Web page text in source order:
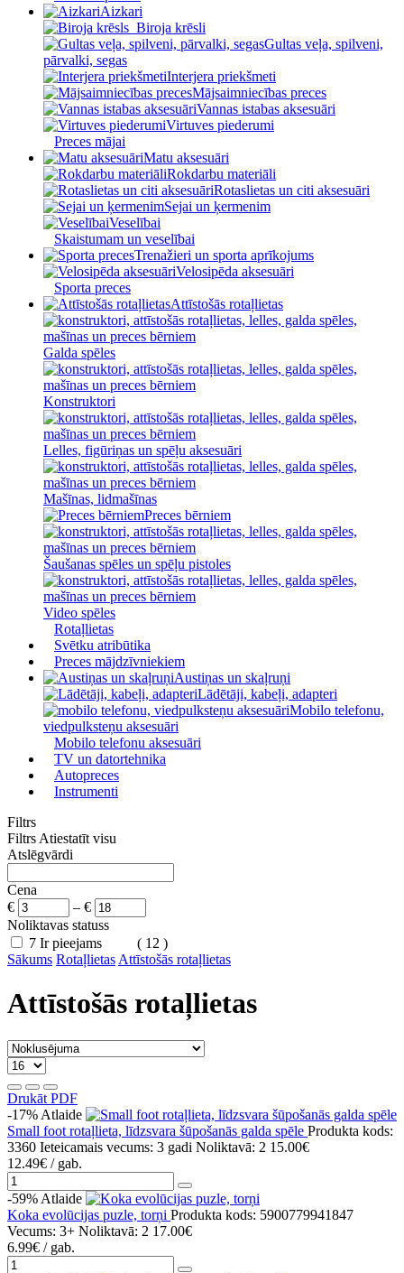
Aizkari
Biroja krēsli
Gultas veļa, spilveni,
pārvalki, segas
Interjera priekšmeti
Mājsaimniecības preces
Vannas istabas aksesuāri
Virtuves piederumi
Preces mājai
Matu aksesuāri
Rokdarbu materiāli
Rotaslietas un citi aksesuāri
Sejai un ķermenim
Veselībai
Skaistumam un veselībai
Trenažieri un sporta aprīkojums
Velosipēda aksesuāri
Sporta preces
Attīstošās rotaļlietas
Galda spēles
Konstruktori
Lelles, figūriņas un spēļu aksesuāri
Mašīnas, lidmašīnas
Preces bērniem
Šaušanas spēles un spēļu pistoles
Video spēles
Rotaļlietas
Svētku atribūtika
Preces mājdzīvniekiem
Austiņas un skaļruņi
Lādētāji, kabeļi, adapteri
Mobilo telefonu,
viedpulksteņu aksesuāri
Mobilo telefonu aksesuāri
TV un datortehnika
Autopreces
Instrumenti
Filtrs
Filtrs Atiestatīt visu
Atslēgvārdi
Cena
€
– €
Noliktavas statuss
7 Ir pieejams
( 12 )
Sākums Rotaļlietas Attīstošās rotaļlietas
Attīstošās rotaļlietas
Drukāt PDF
-17% Atlaide
Small foot rotaļlieta, līdzsvara šūpošanās galda spēle Produkta kods:
3360 Ieteicamais vecums: 3 gadi Noliktavā: 2 15.00€
12.49€ / gab.
-59% Atlaide
Koka evolūcijas puzle, torņi Produkta kods: 5900779941847
Vecums: 3+ Noliktavā: 2 17.00€
6.99€ / gab.